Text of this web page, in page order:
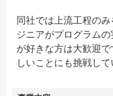
同社では上流工程の
ジニアがプログラム
が好きな方は大歓迎
しいことにも挑戦して